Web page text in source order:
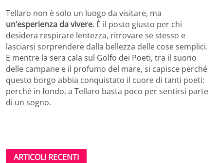
Tellaro non è solo un luogo da visitare, ma
un’esperienza da vivere. È il posto giusto per chi
desidera respirare lentezza, ritrovare se stesso e
lasciarsi sorprendere dalla bellezza delle cose semplici.
E mentre la sera cala sul Golfo dei Poeti, tra il suono
delle campane e il profumo del mare, si capisce perché
questo borgo abbia conquistato il cuore di tanti poeti:
perché in fondo, a Tellaro basta poco per sentirsi parte
di un sogno.
ARTICOLI RECENTI